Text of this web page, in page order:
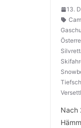
13.
Nach